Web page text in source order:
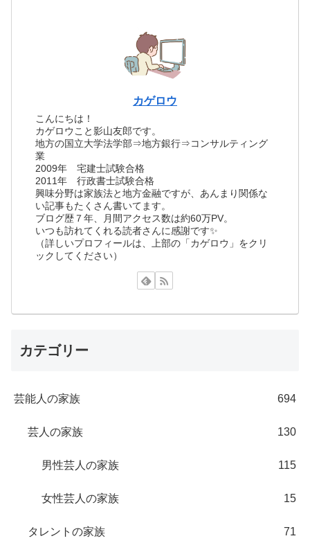
カゲロウ
こんにちは！
カゲロウこと影山友郎です。
地方の国立大学法学部⇒地方銀行⇒コンサルティング
業
2009年 宅建士試験合格
2011年 行政書士試験合格
興味分野は家族法と地方金融ですが、あんまり関係な
い記事もたくさん書いてます。
ブログ歴７年、月間アクセス数は約60万PV。
いつも訪れてくれる読者さんに感謝です✨
（詳しいプロフィールは、上部の「カゲロウ」をクリ
ックしてください）
カテゴリー
芸能人の家族 694
芸人の家族 130
男性芸人の家族 115
女性芸人の家族 15
タレントの家族 71